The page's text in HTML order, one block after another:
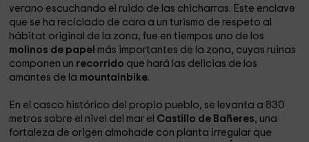
verano escuchando el ruido de las chicharras. Este enclave
que se ha reciclado de cara a un turismo de respeto al
hábitat original de la zona, fue en tiempos uno de los
molinos de papel más importantes de la zona, cuyas ruinas
componen un recorrido que hará las delicias de los
amantes de la mountainbike.
En el casco histórico del propio pueblo, se levanta a 830
metros sobre el nivel del mar el Castillo de Bañeres, una
fortaleza de origen almohade con planta irregular que